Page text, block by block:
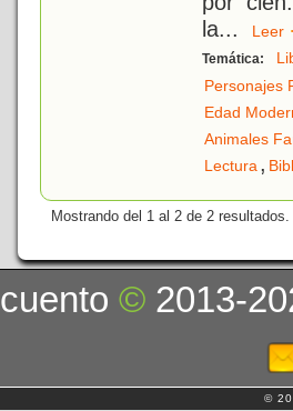
la...
Temática:
Personajes
Edad
Animales
Lectura,
Mostrando del 1 al 2 de 2 resultados.
cuento© 2013-
©